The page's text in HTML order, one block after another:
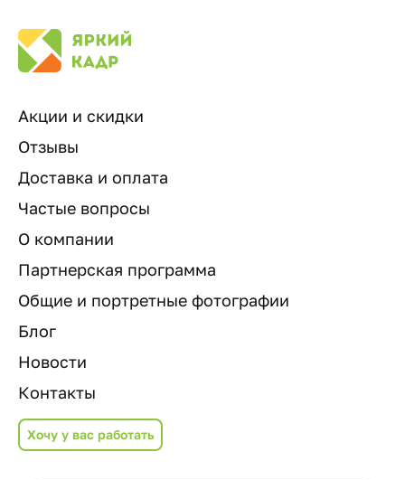
Акции и скидки
Отзывы
Доставка и оплата
Частые вопросы
О компании
Партнерская программа
Общие и портретные фотографии
Блог
Новости
Контакты
Хочу у вас работать